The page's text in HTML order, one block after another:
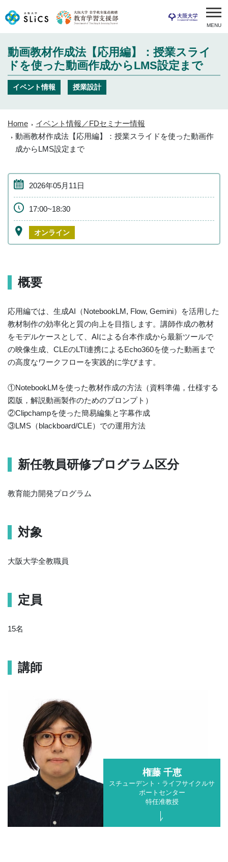
MENU
動画教材作成法【応用編】：授業スライ
ドを使った動画作成からLMS設定まで
イベント情報 授業設計
Home
イベント情報／FDセミナー情報
動画教材作成法【応用編】：授業スライドを使った動画作
成からLMS設定まで
2026年05月11日
17:00~18:30
オンライン
概要
応用編では、生成AI（NotebookLM, Flow, Gemini）を活用した
教材制作の効率化と質の向上を目指します。講師作成の教材
をモデルケースとして、AIによる台本作成から最新ツールで
の映像生成、CLEのLTI連携によるEcho360を使った動画まで
の高度なワークフローを実践的に学びます。
①NotebookLMを使った教材作成の方法（資料準備，仕様する
図版，解説動画製作のためのプロンプト）
②Clipchampを使った簡易編集と字幕作成
③LMS（blackboard/CLE）での運用方法
新任教員研修プログラム区分
教育能力開発プログラム
対象
大阪大学全教職員
定員
15名
講師
権藤 千恵
スチューデント・ライフサイクルサ
ポートセンター
特任准教授